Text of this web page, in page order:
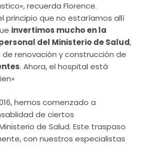
recuerda Florence.
principio que no estaríamos allí
invertimos mucho en la
del Ministerio de Salud,
renovación y construcción de
. Ahora, el hospital está
hemos comenzado a
de ciertos
de Salud. Este traspaso
con nuestros especialistas